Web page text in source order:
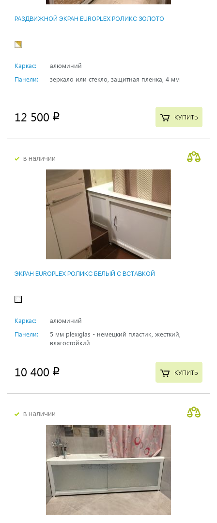
РАЗДВИЖНОЙ ЭКРАН EUROPLEX РОЛИКС ЗОЛОТО
Каркас:
алюминий
Панели:
зеркало или стекло, защитная пленка, 4 мм
12 500 p КУПИТЬ
в наличии
ЭКРАН EUROPLEX РОЛИКС БЕЛЫЙ С ВСТАВКОЙ
Каркас:
алюминий
Панели:
5 мм plexiglas - немецкий пластик, жесткий,
влагостойкий
10 400 p КУПИТЬ
в наличии